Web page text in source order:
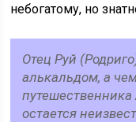
небогатому, но
Отец Руй
алькальдом, а
остается